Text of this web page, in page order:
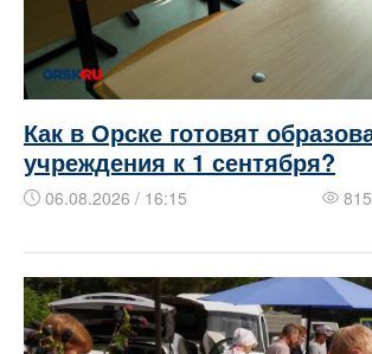
Как в Орске готовят
учреждения к 1 сентября?
06.08.2026 / 16:15 815